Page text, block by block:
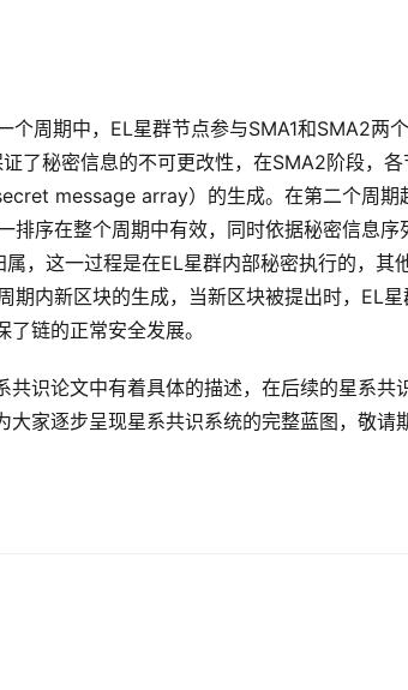
周期中，EL星群节点参与SMA1和SMA2两
了秘密信息的不可更改性，在SMA2阶段，各
message array）的生成。在第二个周期
排序在整个周期中有效，同时依据秘密信息序
，这一过程是在EL星群内部秘密执行的，其
期内新区块的生成，当新区块被提出时，EL星
链的正常安全发展。
识论文中有着具体的描述，在后续的星系共
家逐步呈现星系共识系统的完整蓝图，敬请